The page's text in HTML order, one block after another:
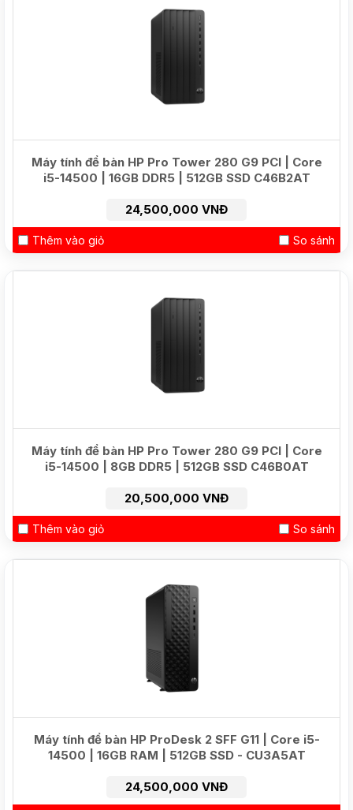
Máy tính để bàn HP Pro Tower 280 G9 PCI | Core
i5-14500 | 16GB DDR5 | 512GB SSD C46B2AT
24,500,000 VNĐ
Thêm vào giỏ So sánh
Máy tính để bàn HP Pro Tower 280 G9 PCI | Core
i5-14500 | 8GB DDR5 | 512GB SSD C46B0AT
20,500,000 VNĐ
Thêm vào giỏ So sánh
Máy tính để bàn HP ProDesk 2 SFF G11 | Core i5-
14500 | 16GB RAM | 512GB SSD - CU3A5AT
24,500,000 VNĐ